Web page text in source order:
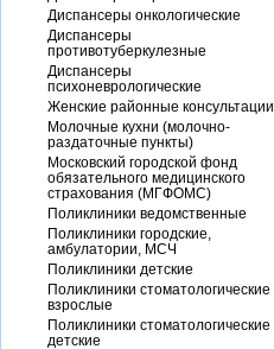
Диспансеры онкологические
Диспансеры
противотуберкулезные
Диспансеры
психоневрологические
Женские районные консультации
Молочные кухни (молочно-
раздаточные пункты)
Московский городской фонд
обязательного медицинского
страхования (МГФОМС)
Поликлиники ведомственные
Поликлиники городские,
амбулатории, МСЧ
Поликлиники детские
Поликлиники стоматологические
взрослые
Поликлиники стоматологические
детские